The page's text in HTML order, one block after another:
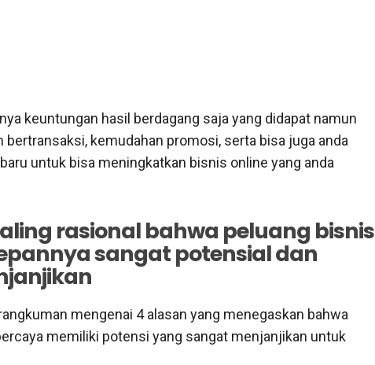
keuntungan hasil berdagang saja yang didapat namun
bertransaksi, kemudahan promosi, serta bisa juga anda
untuk bisa meningkatkan bisnis online yang anda
rasional bahwa peluang bisnis
sangat potensial dan
mengenai 4 alasan yang menegaskan bahwa
memiliki potensi yang sangat menjanjikan untuk